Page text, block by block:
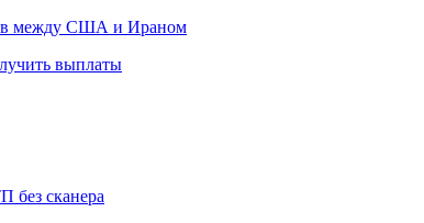
между США и Ираном
выплаты
без сканера